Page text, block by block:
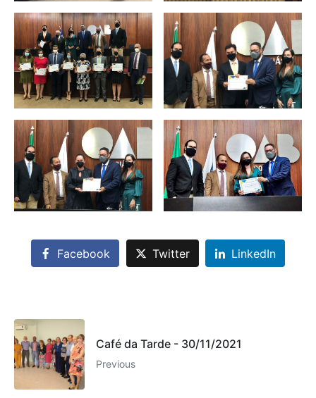
Facebook Twitter LinkedIn
Café da Tarde - 30/11/2021
Previous